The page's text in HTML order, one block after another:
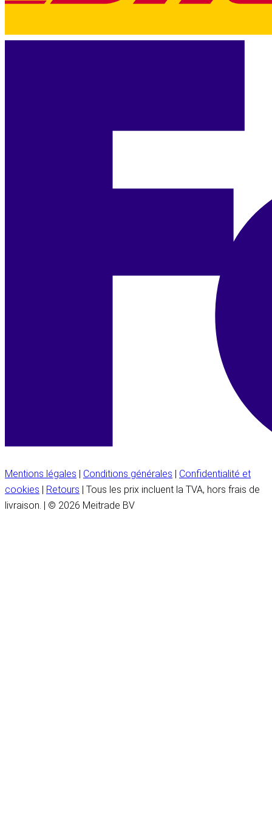
Mentions légales | Conditions générales | Confidentialité et
cookies | Retours | Tous les prix incluent la TVA, hors frais de
livraison. | © 2026 Meitrade BV